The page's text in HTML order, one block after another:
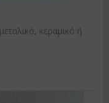
κεραμικό ή